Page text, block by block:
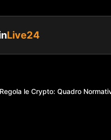
Live24
le Crypto: Quadro